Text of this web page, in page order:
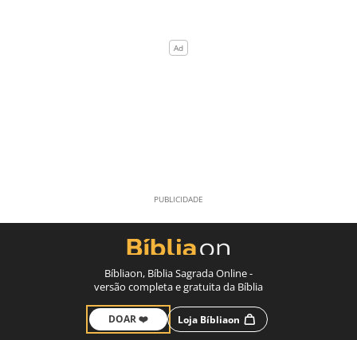
Bíbliaon, Bíblia Sagrada Online -
versão completa e gratuita da Bíblia
DOAR ❤️ Loja Bíbliaon